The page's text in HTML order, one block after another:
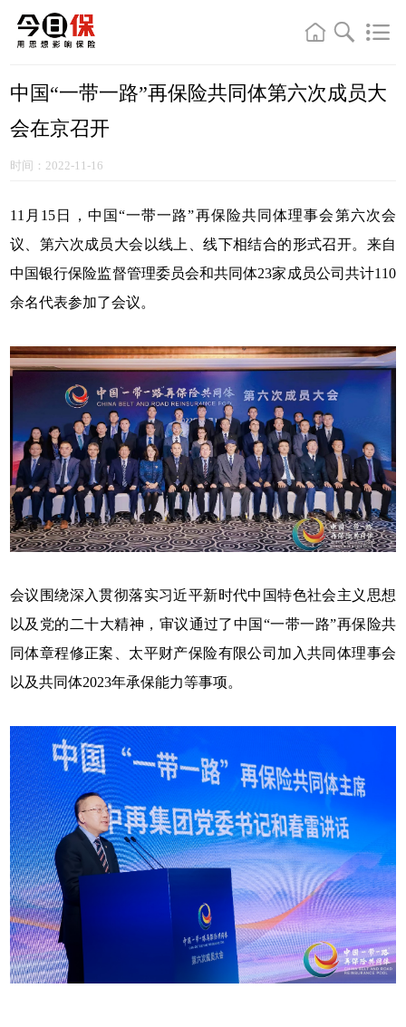
中国“一带一路”再保险共同体第六次成员大
会在京召开
时间：2022-11-16
11月15日，中国“一带一路”再保险共同体理事会第六次会
议、第六次成员大会以线上、线下相结合的形式召开。来自
中国银行保险监督管理委员会和共同体23家成员公司共计110
余名代表参加了会议。
会议围绕深入贯彻落实习近平新时代中国特色社会主义思想
以及党的二十大精神，审议通过了中国“一带一路”再保险共
同体章程修正案、太平财产保险有限公司加入共同体理事会
以及共同体2023年承保能力等事项。